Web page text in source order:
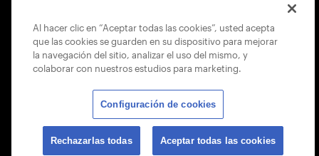
© 2026 USTA ALL RIGHTS RESERVED
Al hacer clic en “Aceptar todas las cookies”, usted acepta
que las cookies se guarden en su dispositivo para mejorar
la navegación del sitio, analizar el uso del mismo, y
colaborar con nuestros estudios para marketing.
Configuración de cookies
Rechazarlas todas Aceptar todas las cookies